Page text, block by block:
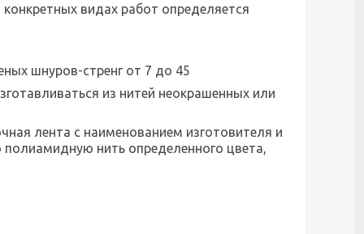
видах работ определяется
шнуров-стренг от 7 до 45
из нитей неокрашенных или
лента с наименованием изготовителя и
нить определенного цвета,